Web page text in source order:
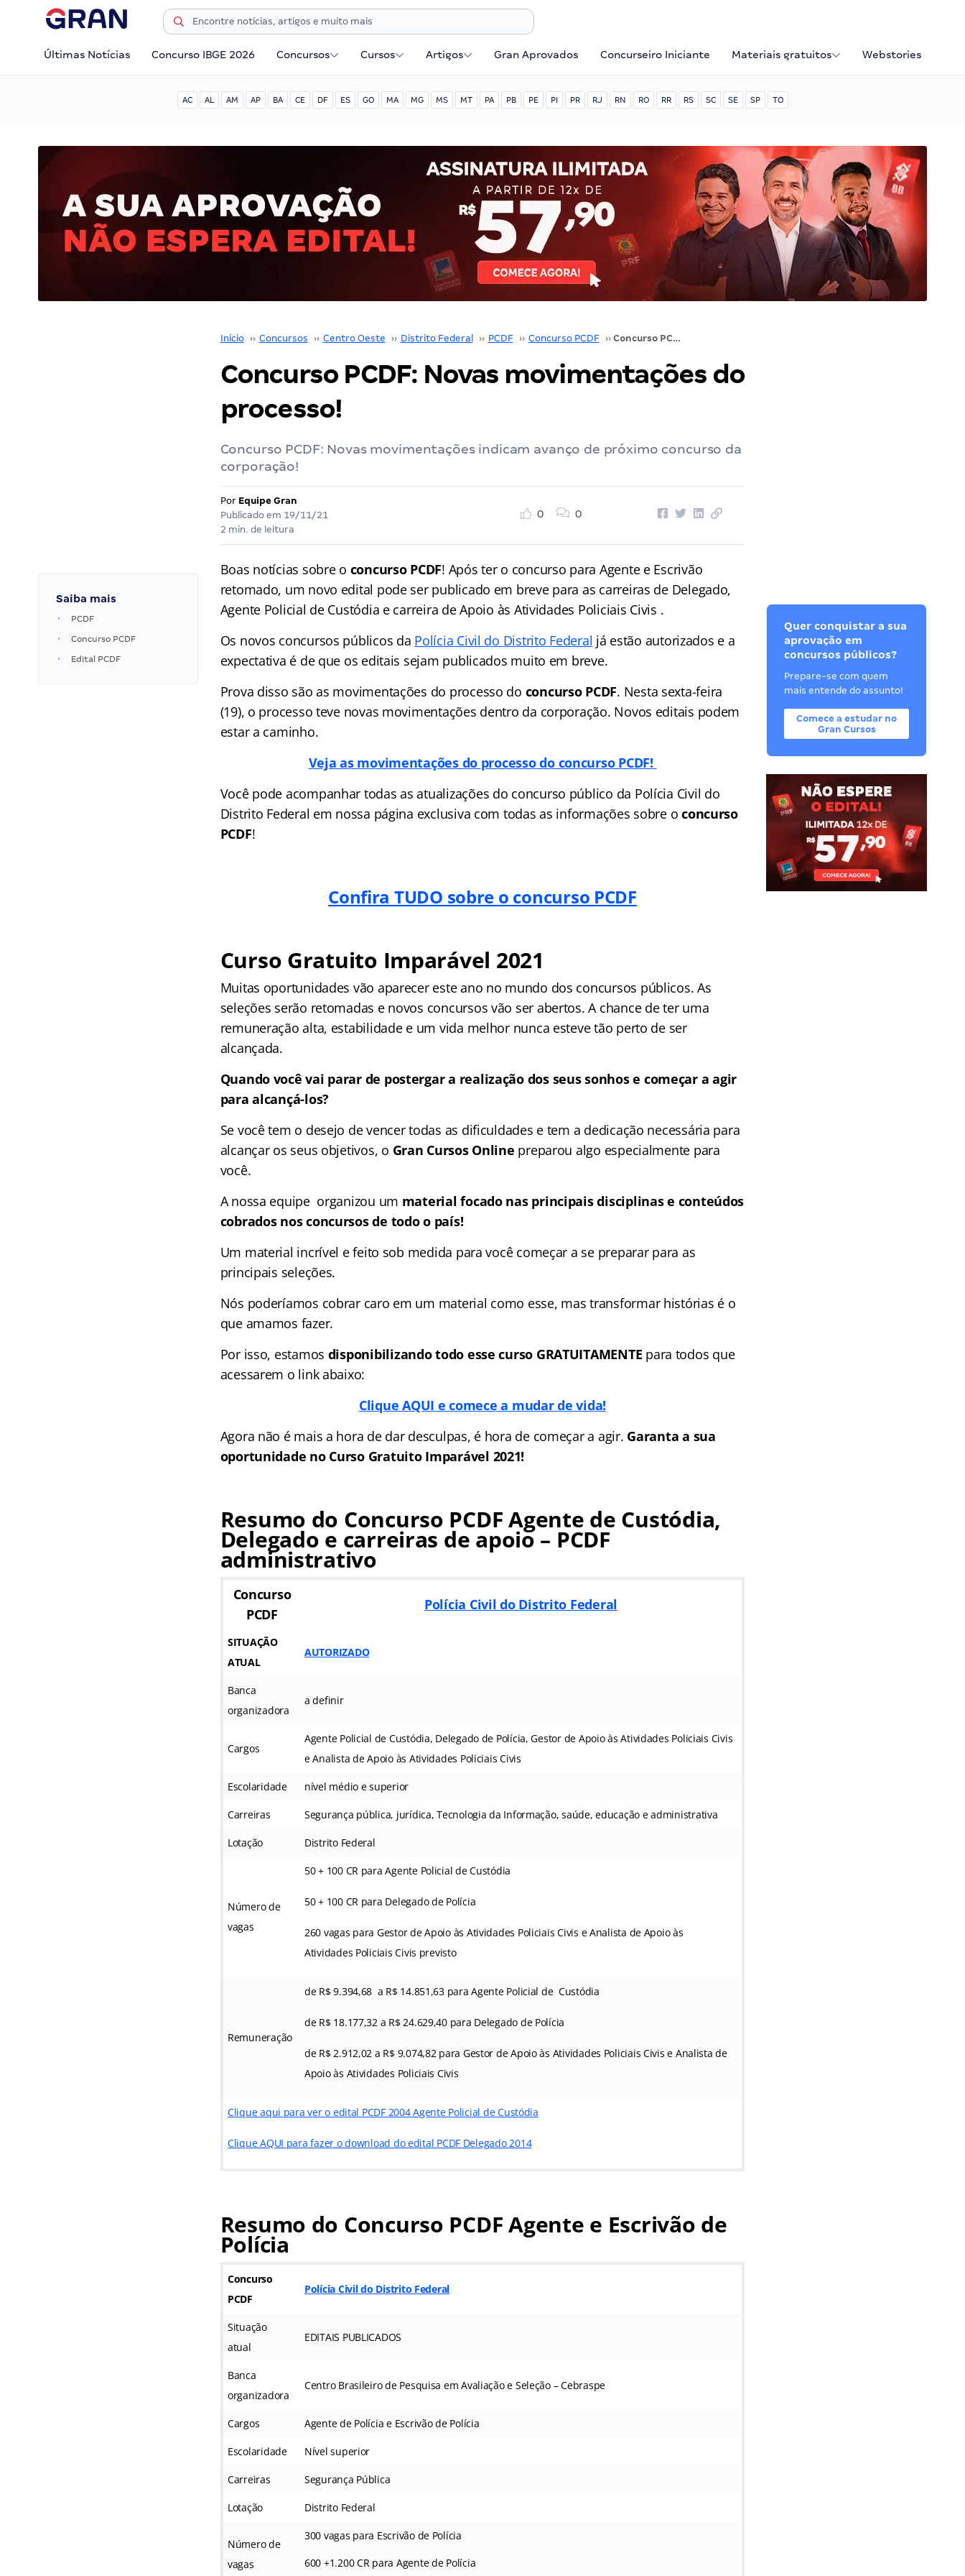
Últimas Notícias Concurso IBGE 2026 Concursos Cursos Artigos Gran Aprovados Concurseiro Iniciante Materiais gratuitos Webstories
AC AL AM AP BA CE DF ES GO MA MG MS MT PA PB PE PI PR RJ RN RO RR RS SC SE SP TO
Início ›› Concursos ›› Centro Oeste ›› Distrito Federal ›› PCDF ›› Concurso PCDF ›› Concurso PCDF: Novas movimentações do processo!
Concurso PCDF: Novas movimentações do
processo!
Concurso PCDF: Novas movimentações indicam avanço de próximo concurso da
corporação!
Por Equipe Gran
Publicado em 19/11/21
2 min. de leitura
0 0
Saiba mais
PCDF
Concurso PCDF
Edital PCDF
Boas notícias sobre o concurso PCDF! Após ter o concurso para Agente e Escrivão
retomado, um novo edital pode ser publicado em breve para as carreiras de Delegado,
Agente Policial de Custódia e carreira de Apoio às Atividades Policiais Civis .
Os novos concursos públicos da Polícia Civil do Distrito Federal já estão autorizados e a
expectativa é de que os editais sejam publicados muito em breve.
Prova disso são as movimentações do processo do concurso PCDF. Nesta sexta-feira
(19), o processo teve novas movimentações dentro da corporação. Novos editais podem
estar a caminho.
Veja as movimentações do processo do concurso PCDF!
Você pode acompanhar todas as atualizações do concurso público da Polícia Civil do
Distrito Federal em nossa página exclusiva com todas as informações sobre oconcurso
PCDF!
Confira TUDO sobre o concurso PCDF
Curso Gratuito Imparável 2021
Muitas oportunidades vão aparecer este ano no mundo dos concursos públicos. As
seleções serão retomadas e novos concursos vão ser abertos. A chance de ter uma
remuneração alta, estabilidade e um vida melhor nunca esteve tão perto de ser
alcançada.
Quando você vai parar de postergar a realização dos seus sonhos e começar a agir
para alcançá-los?
Se você tem o desejo de vencer todas as dificuldades e tem a dedicação necessária para
alcançar os seus objetivos, o Gran Cursos Online preparou algo especialmente para
você.
A nossa equipe organizou um material focado nas principais disciplinas e conteúdos
cobrados nos concursos de todo o país!
Um material incrível e feito sob medida para você começar a se preparar para as
principais seleções.
Nós poderíamos cobrar caro em um material como esse, mas transformar histórias é o
que amamos fazer.
Por isso, estamos disponibilizando todo esse curso GRATUITAMENTE para todos que
acessarem o link abaixo:
Clique AQUI e comece a mudar de vida!
Agora não é mais a hora de dar desculpas, é hora de começar a agir. Garanta a sua
oportunidade no Curso Gratuito Imparável 2021!
Resumo do Concurso PCDF Agente de Custódia,
Delegado e carreiras de apoio – PCDF
administrativo
Concurso
PCDF
Polícia Civil do Distrito Federal
SITUAÇÃO
ATUAL
AUTORIZADO
Banca
organizadora
a definir
Cargos
Agente Policial de Custódia, Delegado de Polícia, Gestor de Apoio às Atividades Policiais Civis
e Analista de Apoio às Atividades Policiais Civis
Escolaridade nível médio e superior
Carreiras Segurança pública, jurídica, Tecnologia da Informação, saúde, educação e administrativa
Lotação Distrito Federal
Número de
vagas
50 + 100 CR para Agente Policial de Custódia
50 + 100 CR para Delegado de Polícia
260 vagas para Gestor de Apoio às Atividades Policiais Civis e Analista de Apoio às
Atividades Policiais Civis previsto
Remuneração
de R$ 9.394,68 a R$ 14.851,63 para Agente Policial de Custódia
de R$ 18.177,32 a R$ 24.629,40 para Delegado de Polícia
de R$ 2.912,02 a R$ 9.074,82 para Gestor de Apoio às Atividades Policiais Civis e Analista de
Apoio às Atividades Policiais Civis
Clique aqui para ver o edital PCDF 2004 Agente Policial de Custódia
Clique AQUI para fazer o download do edital PCDF Delegado 2014
Resumo do Concurso PCDF Agente e Escrivão de
Polícia
Concurso
PCDF
Polícia Civil do Distrito Federal
Situação
atual
EDITAIS PUBLICADOS
Banca
organizadora
Centro Brasileiro de Pesquisa em Avaliação e Seleção – Cebraspe
Cargos Agente de Polícia e Escrivão de Polícia
Escolaridade Nível superior
Carreiras Segurança Pública
Lotação Distrito Federal
Número de
vagas
300 vagas para Escrivão de Polícia
600 +1.200 CR para Agente de Polícia
Quer conquistar a sua
aprovação em
concursos públicos?
Prepare-se com quem
mais entende do assunto!
Comece a estudar no
Gran Cursos